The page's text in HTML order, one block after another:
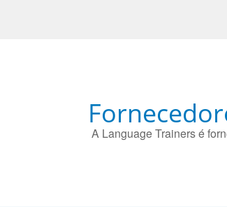
A Language Trainers é